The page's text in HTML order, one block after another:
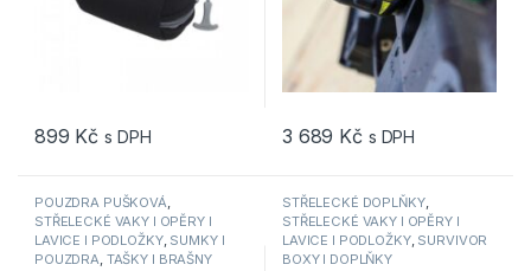
899 Kč s DPH 3 689 Kč s DPH
POUZDRA PUŠKOVÁ
STŘELECKÉ VAKY I OPĚRY I
LAVICE I PODLOŽKY, SUMKY I
POUZDRA TAŠKY I BRAŠNY
STŘELECKÉ DOPLŇKY,
STŘELECKÉ VAKY I OPĚRY I
LAVICE I PODLOŽKY, SURVIVOR
BOXY I DOPLŇKY